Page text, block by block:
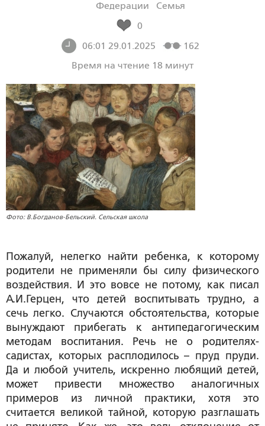
Федерации
Семья
0
06:01 29.01.2025
162
Время на чтение 18 минут
Фото: В.Богданов-Бельский. Сельская школа
Пожалуй, нелегко найти ребенка, к которому
родители не применяли бы силу физического
воздействия. И это вовсе не потому, как писал
А.И.Герцен, что детей воспитывать трудно, а
сечь легко. Случаются обстоятельства, которые
вынуждают прибегать к антипедагогическим
методам воспитания. Речь не о родителях-
садистах, которых расплодилось – пруд пруди.
Да и любой учитель, искренно любящий детей,
может привести множество аналогичных
примеров из личной практики, хотя это
считается великой тайной, которую разглашать